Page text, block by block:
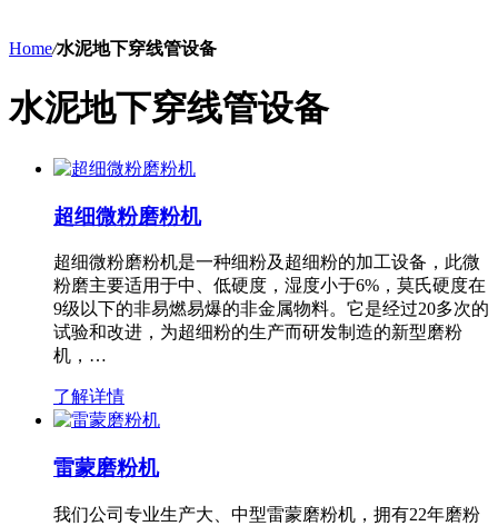
Home/水泥地下穿线管设备
水泥地下穿线管设备
超细微粉磨粉机
超细微粉磨粉机是一种细粉及超细粉的加工设备，此微
粉磨主要适用于中、低硬度，湿度小于6%，莫氏硬度在
9级以下的非易燃易爆的非金属物料。它是经过20多次的
试验和改进，为超细粉的生产而研发制造的新型磨粉
机，…
了解详情
雷蒙磨粉机
我们公司专业生产大、中型雷蒙磨粉机，拥有22年磨粉